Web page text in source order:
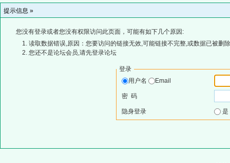
提示信息 »
您没有登录或者您没有权限访问此页面，可能有如下几个原因:
读取数据错误,原因：您要访问的链接无效,可能链接不完整,或数据已被删
您还不是论坛会员,请先登录论坛
登录
用户名
Email
密 码
隐身登录